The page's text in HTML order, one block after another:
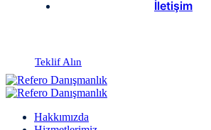
İletişim
Teklif Alın
Hakkımızda